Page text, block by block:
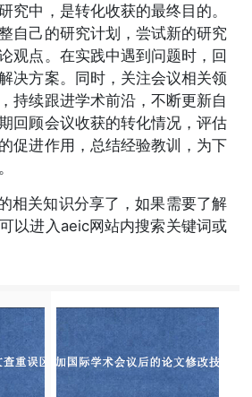
究中，是转化收获的最终目的。
自己的研究计划，尝试新的研究
观点。在实践中遇到问题时，回
决方案。同时，关注会议相关领
持续跟进学术前沿，不断更新自
回顾会议收获的转化情况，评估
促进作用，总结经验教训，为下
相关知识分享了，如果需要了解
以进入aeic网站内搜索关键词或